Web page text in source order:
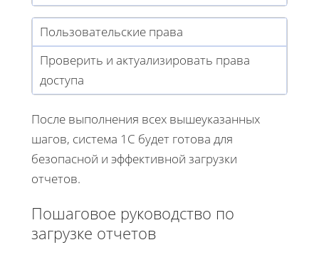
Пользовательские права
Проверить и актуализировать права
доступа
После выполнения всех вышеуказанных
шагов, система 1С будет готова для
безопасной и эффективной загрузки
отчетов.
Пошаговое руководство по
загрузке отчетов